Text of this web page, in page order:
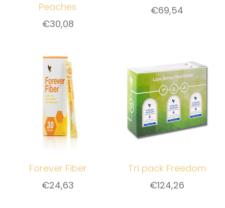
Peaches
€30,08
€69,54
Forever Fiber
€24,63
Tri pack Freedom
€124,26